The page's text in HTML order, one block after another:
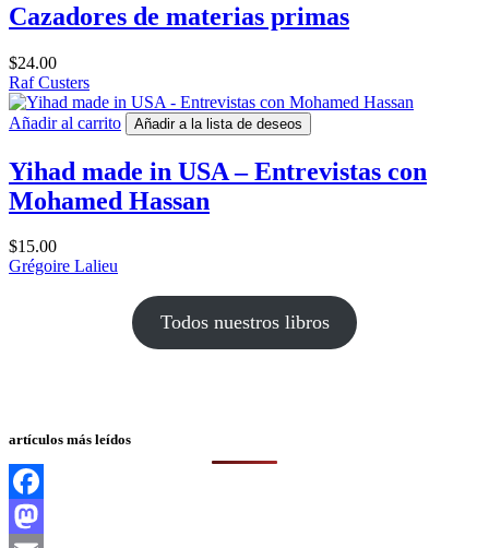
Cazadores de materias primas
$24.00
Raf Custers
Añadir al carrito Añadir a la lista de deseos
Yihad made in USA – Entrevistas con
Mohamed Hassan
$15.00
Grégoire Lalieu
Todos nuestros libros
artículos más leídos
Facebook